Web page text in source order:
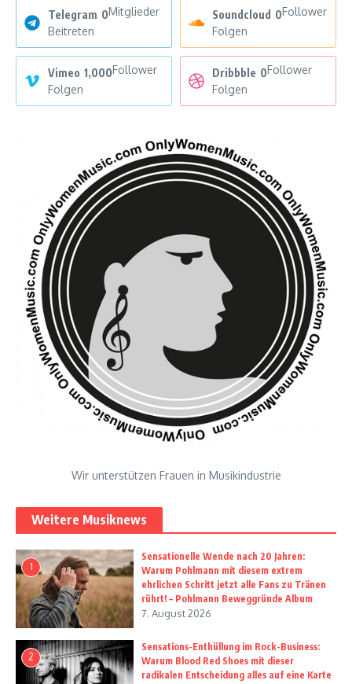
Telegram 0Mitglieder
Beitreten
Soundcloud 0Follower
Folgen
Vimeo 1,000Follower
Folgen
Dribbble 0Follower
Folgen
Wir unterstützen Frauen in Musikindustrie
Weitere Musiknews
1
Sensationelle Wende nach 20 Jahren:
Warum Pohlmann mit diesem extrem
ehrlichen Schritt jetzt alle Fans zu Tränen
rührt! – Pohlmann Beweggründe Album
7. August 2026
2
Sensations-Enthüllung im Rock-Business:
Warum Blood Red Shoes mit dieser
radikalen Entscheidung alles auf eine Karte